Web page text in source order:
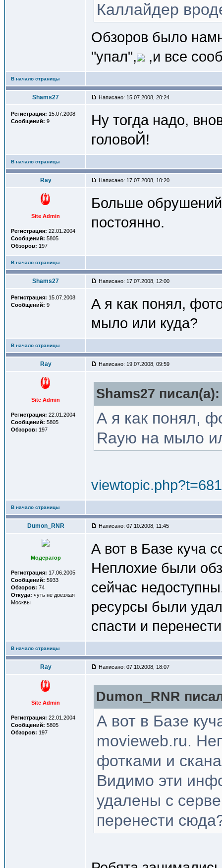
Каллайдер
Обзоров было
"упал",
,и все
В начало страницы
Shams27 Написано: 15.07.2008, 20:24
Регистрация: 15.07.2008
Сообщений: 9
Ну тогда надо,
головоЙ!
В начало страницы
Ray Написано: 17.07.2008, 10:20
Site Admin
Регистрация: 22.01.2004
Сообщений: 5805
Обзоров: 197
Больше обрушений
постоянно.
В начало страницы
Shams27 Написано: 17.07.2008, 12:00
Регистрация: 15.07.2008
Сообщений: 9
А я как понял,
мыло или куда?
В начало страницы
Ray Написано: 19.07.2008, 09:59
Site Admin
Регистрация: 22.01.2004
Сообщений: 5805
Обзоров: 197
Shams27 писал(a):
А я как понял,
Rayю на мыло
В начало страницы
Dumon_RNR Написано: 07.10.2008, 11:45
Модератор
Регистрация: 17.06.2005
Сообщений: 5933
Обзоров: 74
Откуда: чуть не доезжая
Москвы
А вот в Базе куча
Неплохие были
сейчас
ресурсы были
спасти и
В начало страницы
Ray Написано: 07.10.2008, 18:07
Site Admin
Регистрация: 22.01.2004
Сообщений: 5805
Обзоров: 197
Dumon_RNR
А вот в Базе
movieweb.ru.
фотками и
Видимо эти
удалены с
перенести